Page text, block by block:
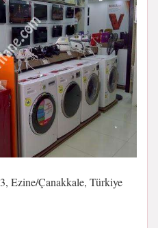
Ezine/Çanakkale, Türkiye